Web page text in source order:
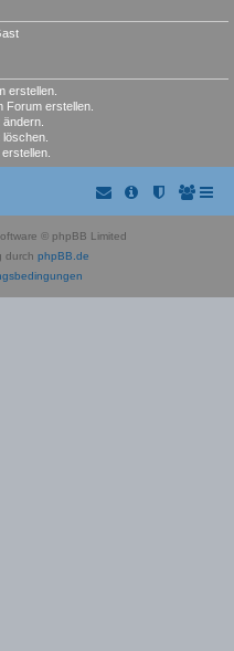
erstellen.
Forum erstellen.
ändern.
löschen.
© phpBB Limited
durch phpBB.de